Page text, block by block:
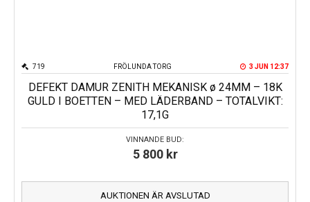
FRÖLUNDA TORG
719 3 JUN 12:37
DEFEKT DAMUR ZENITH MEKANISK ø 24MM – 18K
GULD I BOETTEN – MED LÄDERBAND – TOTALVIKT:
17,1G
VINNANDE BUD:
5 800 kr
AUKTIONEN ÄR AVSLUTAD